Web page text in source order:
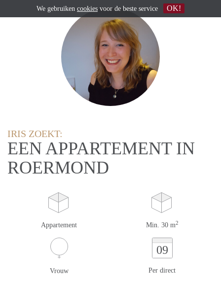
IRIS ZOEKT:
EEN APPARTEMENT IN
ROERMOND
Appartement Min. 30 m2
Vrouw
09
Per direct
We gebruiken cookies voor de beste service OK!